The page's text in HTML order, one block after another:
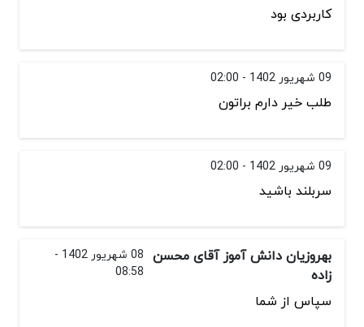
کاربردی بود
09 شهریور 1402 - 02:00
طلب خیر دارم براتون
09 شهریور 1402 - 02:00
سربلند باشید
بهروزیان دانش آموز آقای محسن
زاده
08 شهریور 1402 -
08:58
سپاس از شما